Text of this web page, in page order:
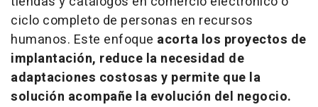
ciclo completo de personas en recursos
humanos. Este enfoque acorta los proyectos de
implantación, reduce la necesidad de
adaptaciones costosas y permite que la
solución acompañe la evolución del negocio.